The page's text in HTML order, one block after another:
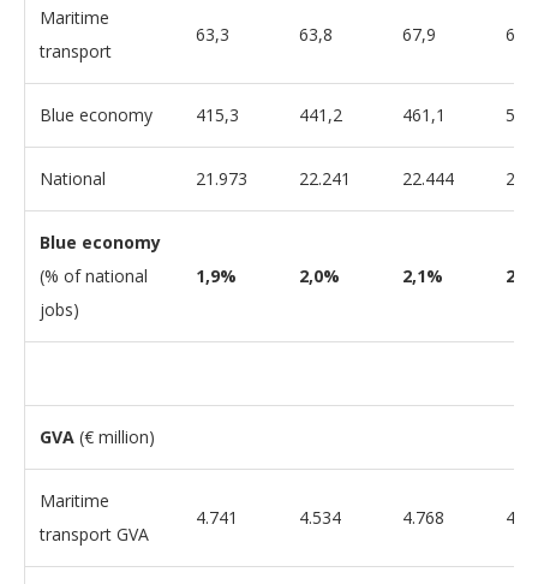
Maritime
transport
63,3 63,8 67,9 67,9
Blue economy 415,3 441,2 461,1
National 21.973 22.241 22.444
Blue economy
(% of national
jobs)
1,9% 2,0% 2,1%
GVA (€ million)
Maritime
transport GVA
4.741 4.534 4.768